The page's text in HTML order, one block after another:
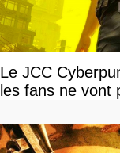
Le JCC
les fans ne vont